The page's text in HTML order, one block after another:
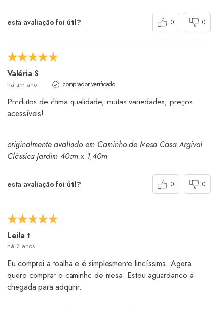
esta avaliação foi útil? 0 0
Valéria S
há um ano comprador verificado
Produtos de ótima qualidade, muitas variedades, preços
acessíveis!
originalmente avaliado em Caminho de Mesa Casa Argivai
Clássica Jardim 40cm x 1,40m
esta avaliação foi útil? 0 0
Leila t
há 2 anos
Eu comprei a toalha e é simplesmente lindíssima. Agora
quero comprar o caminho de mesa. Estou aguardando a
chegada para adquirir.